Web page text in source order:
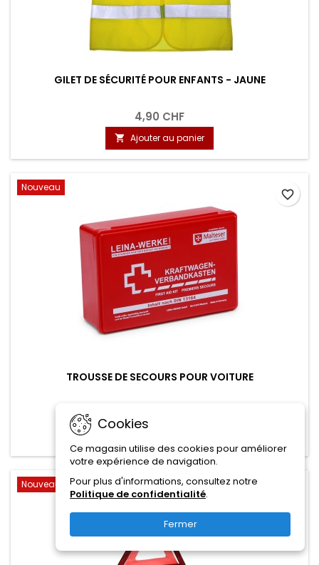
GILET DE SÉCURITÉ POUR ENFANTS - JAUNE
4,90 CHF
 Ajouter au panier
Nouveau
TROUSSE DE SECOURS POUR VOITURE
favorite_border
Nouveau
Cookies
Ce magasin utilise des cookies pour améliorer
votre expérience de navigation.
Pour plus d'informations, consultez notre
Politique de confidentialité.
Fermer